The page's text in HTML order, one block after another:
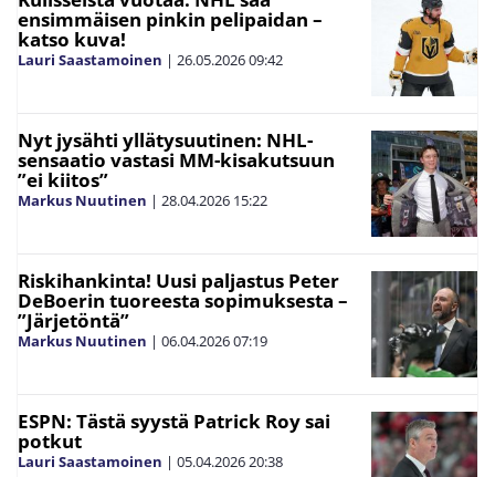
ensimmäisen pinkin pelipaidan –
katso kuva!
Lauri Saastamoinen | 26.05.202609:42
Nyt jysähti yllätysuutinen: NHL-
sensaatio vastasi MM-kisakutsuun
”ei kiitos”
Markus Nuutinen | 28.04.2026 15:22
Riskihankinta! Uusi paljastus Peter
DeBoerin tuoreesta sopimuksesta –
”Järjetöntä”
Markus Nuutinen | 06.04.202607:19
ESPN: Tästä syystä Patrick Roy sai
potkut
Lauri Saastamoinen | 05.04.202620:38